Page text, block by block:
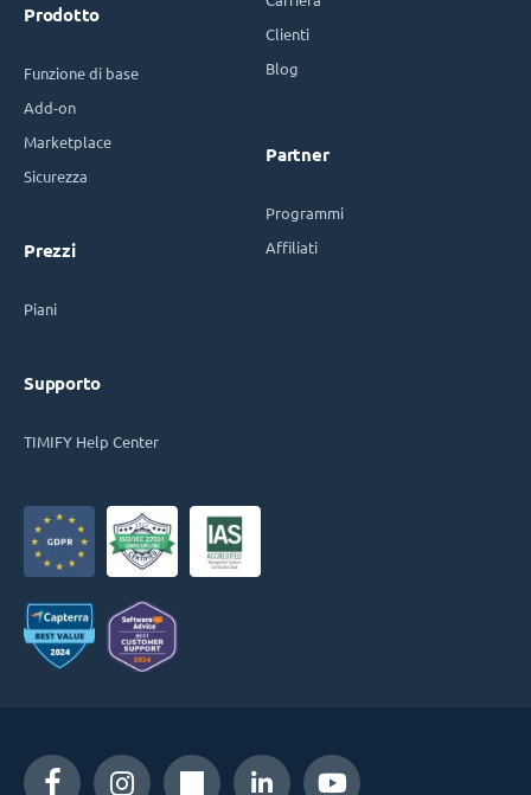
Prodotto
Funzione di base
Add-on
Marketplace
Sicurezza
Prezzi
Piani
Supporto
TIMIFY Help Center
Clienti
Blog
Partner
Programmi
Affiliati